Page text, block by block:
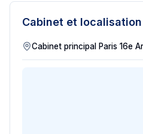
Cabinet et localisation